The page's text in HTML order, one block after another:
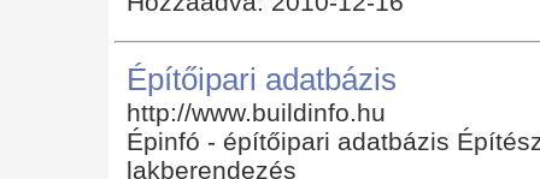
Építőipari adatbázis
http://www.buildinfo.hu
Épinfó - építőipari adatbázis
lakberendezés